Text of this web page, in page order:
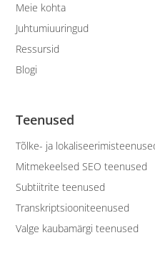
Teenused
Tõlke- ja
Mitmekeelsed SEO teenused
Subtiitrite teenused
Transkriptsiooniteenused
Valge kaubamärgi teenused
Meie kohta
Juhtumiuuringud
Ressursid
Blogi